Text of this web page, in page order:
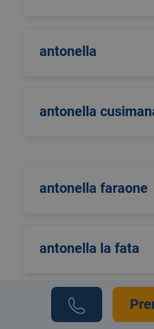
antonella
antonella
antonella faraone
antonella la fata
Antonella Pellino